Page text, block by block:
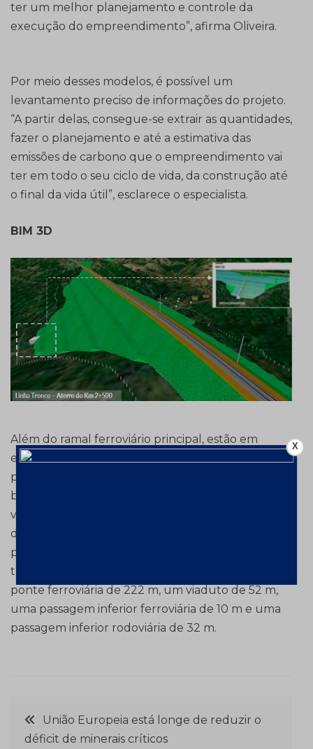
ter um melhor planejamento e controle da
execução do empreendimento”, afirma Oliveira.
Por meio desses modelos, é possível um
levantamento preciso de informações do projeto.
“A partir delas, consegue-se extrair as quantidades,
fazer o planejamento e até a estimativa das
emissões de carbono que o empreendimento vai
ter em todo o seu ciclo de vida, da construção até
o final da vida útil”, esclarece o especialista.
BIM 3D
Além do ramal ferroviário principal, estão em
estudo nesse modelo as linhas que irão atender os
pátios das minas, o tipo de locomotiva (se elétrica),
bitola da via (1,6 m), carga por eixo (32,5 t) e a
viabilidade de utilização do trem autônomo, além
da construção de oito passagens de nível – cinco
públicas e três da Vale. Estão sendo avaliadas
também quatro obras de arte especiais: uma
ponte ferroviária de 222 m, um viaduto de 52 m,
uma passagem inferior ferroviária de 10 m e uma
passagem inferior rodoviária de 32 m.
Navegação
União Europeia está longe de reduzir o
déficit de minerais críticos
X